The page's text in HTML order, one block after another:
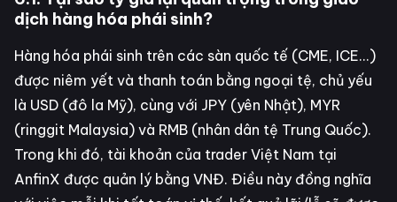
dịch hàng hóa phái sinh?
Hàng hóa phái sinh trên các sàn quốc tế (CME, ICE...)
được niêm yết và thanh toán bằng ngoại tệ, chủ yếu
là USD (đô la Mỹ), cùng với JPY (yên Nhật), MYR
(ringgit Malaysia) và RMB (nhân dân tệ Trung Quốc).
Trong khi đó, tài khoản của trader Việt Nam tại
AnfinX được quản lý bằng VNĐ. Điều này đồng nghĩa